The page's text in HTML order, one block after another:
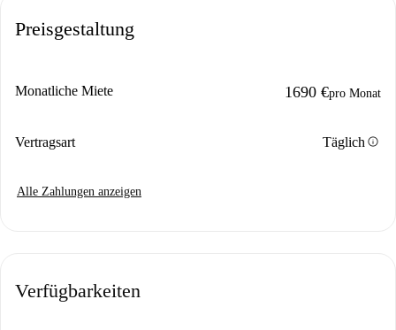
Preisgestaltung
Monatliche Miete 1690 €pro Monat
Vertragsart Täglichinfo
Alle Zahlungen anzeigen
Verfügbarkeiten